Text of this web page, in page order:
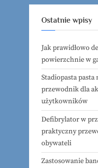
Ostatnie wpisy
Jak prawidłowo
powierzchnie w
Stadiopasta
przewodnik dla
użytkowników
Defibrylator w
praktyczny
obywateli
Zastosowanie